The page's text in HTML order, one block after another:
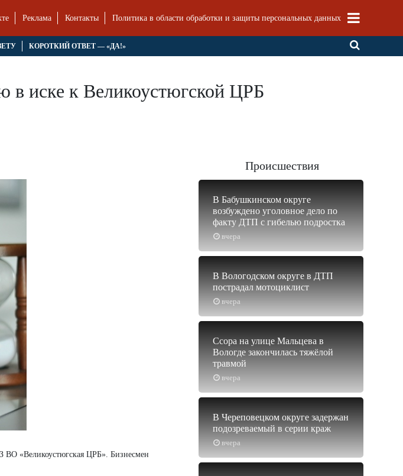
Реклама Контакты Политика в области обработки и защиты персональных данных
КОРОТКИЙ ОТВЕТ — «ДА!»
в иске к Великоустюгской ЦРБ
ВО «Великоустюгская ЦРБ». Бизнесмен
Происшествия
вчера
В Бабушкинском округе
возбуждено уголовное дело по
факту ДТП с гибелью подростка
вчера
В Вологодском округе в ДТП
пострадал мотоциклист
вчера
Ссора на улице Мальцева в
Вологде закончилась тяжёлой
травмой
вчера
В Череповецком округе задержан
подозреваемый в серии краж